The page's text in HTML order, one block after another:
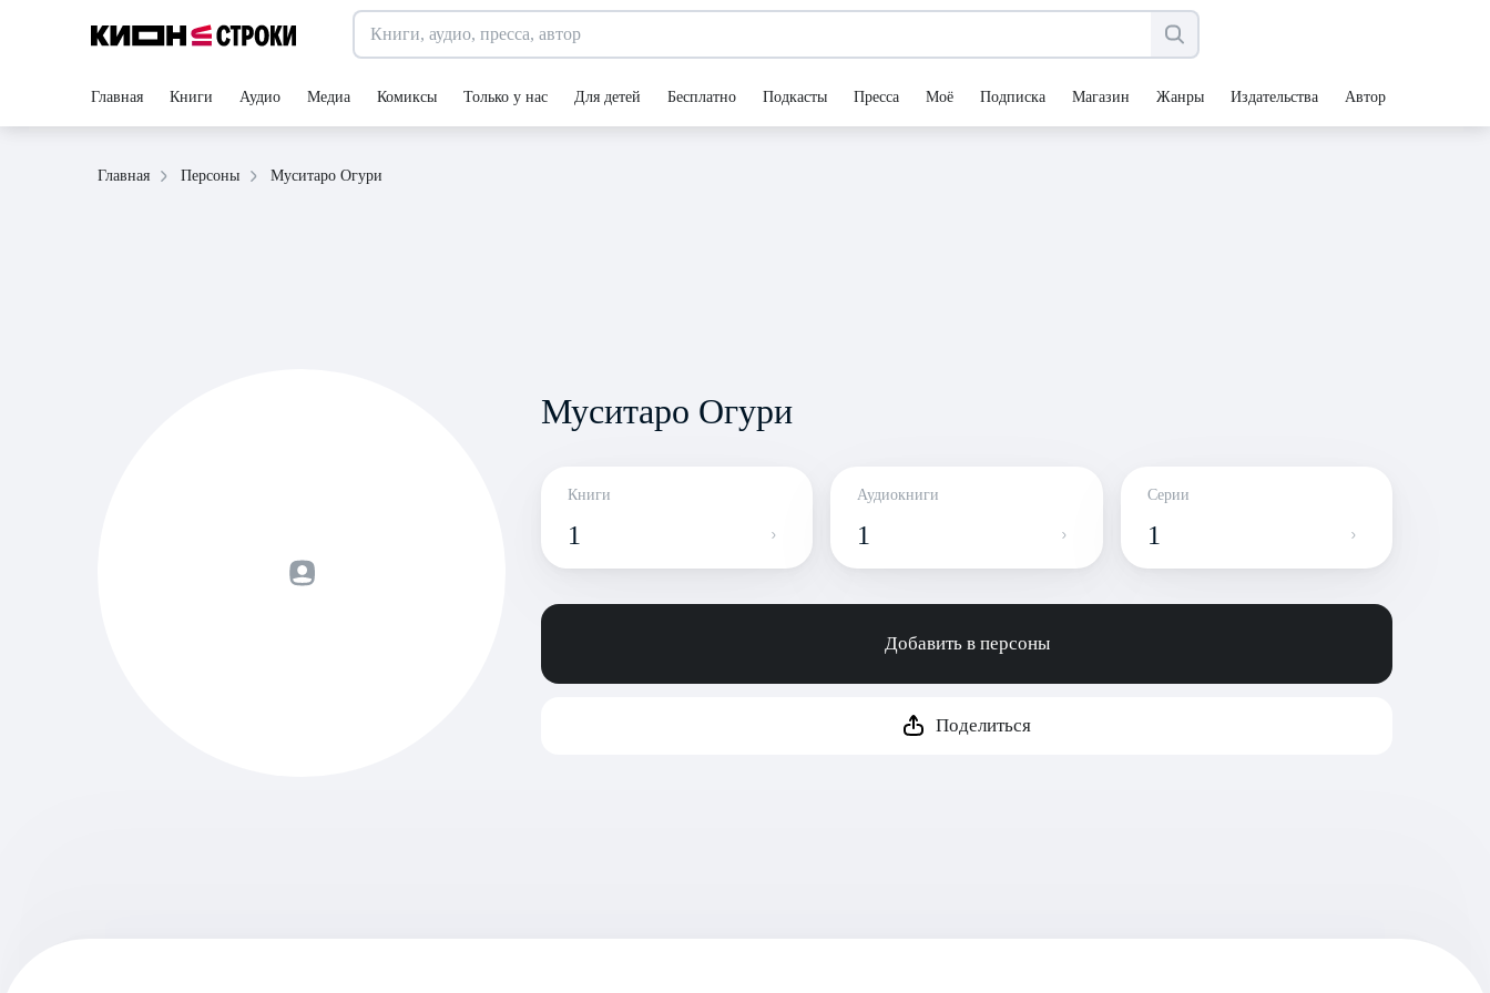
Главная Книги Аудио Медиа Комиксы Только у нас Для детей Бесплатно Подкасты Пресса Моё Подписка Магазин Жанры Издательства Авторы
Главная Персоны Муситаро Огури
Муситаро Огури
Книги
1
Аудиокниги
1
Серии
1
Добавить в персоны
Поделиться